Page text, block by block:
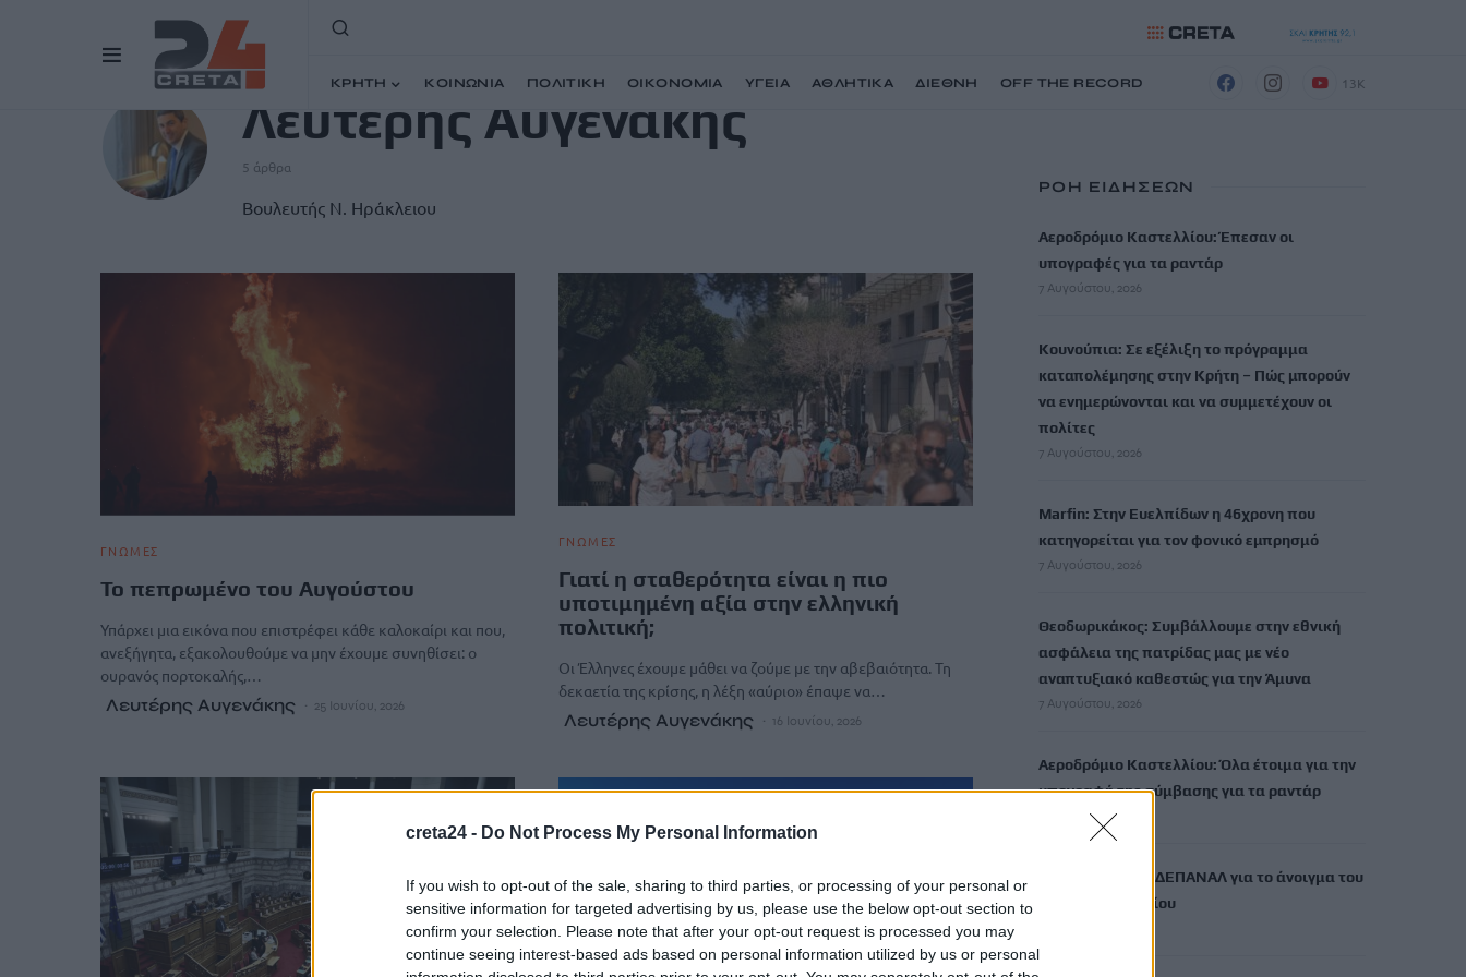
creta24 - Do Not Process My Personal Information
If you wish to opt-out of the sale, sharing to third parties, or processing of your personal or
sensitive information for targeted advertising by us, please use the below opt-out section to
confirm your selection. Please note that after your opt-out request is processed you may
continue seeing interest-based ads based on personal information utilized by us or personal
ΚΡΗΤΗ ΚΟΙΝΩΝΙΑ ΠΟΛΙΤΙΚΗ ΟΙΚΟΝΟΜΙΑ ΥΓΕΙΑ ΑΘΛΗΤΙΚΑ ΔΙΕΘΝΗ OFF THE RECORD 13K
Λευτέρης Αυγενάκης
5 άρθρα
Βουλευτής Ν. Ηράκλειου
ΓΝΩΜΕΣ
Το πεπρωμένο του Αυγούστου
Υπάρχει μια εικόνα που επιστρέφει κάθε καλοκαίρι και που,
ανεξήγητα, εξακολουθούμε να μην έχουμε συνηθίσει: ο
ουρανός πορτοκαλής,…
Λευτέρης Αυγενάκης 25 Ιουνίου, 2026
ΓΝΩΜΕΣ
Γιατί η σταθερότητα είναι η πιο
υποτιμημένη αξία στην ελληνική
πολιτική;
Οι Έλληνες έχουμε μάθει να ζούμε με την αβεβαιότητα. Τη
δεκαετία της κρίσης, η λέξη «αύριο» έπαψε να…
Λευτέρης Αυγενάκης 16 Ιουνίου, 2026
ΡΟΗ ΕΙΔΗΣΕΩΝ
Αεροδρόμιο Καστελλίου: Έπεσαν οι
υπογραφές για τα ραντάρ
7 Αυγούστου, 2026
Κουνούπια: Σε εξέλιξη το πρόγραμμα
καταπολέμησης στην Κρήτη – Πώς μπορούν
να ενημερώνονται και να συμμετέχουν οι
πολίτες
7 Αυγούστου, 2026
Marfin: Στην Ευελπίδων η 46χρονη που
κατηγορείται για τον φονικό εμπρησμό
7 Αυγούστου, 2026
Θεοδωρικάκος: Συμβάλλουμε στην εθνική
ασφάλεια της πατρίδας μας με νέο
αναπτυξιακό καθεστώς για την Άμυνα
7 Αυγούστου, 2026
Αεροδρόμιο Καστελλίου: Όλα έτοιμα για την
υπογραφή της σύμβασης για τα ραντάρ
7 Αυγούστου, 2026
Η απάντηση της ΔΕΠΑΝΑΛ για το άνοιγμα του
ενός εκατομμυρίου